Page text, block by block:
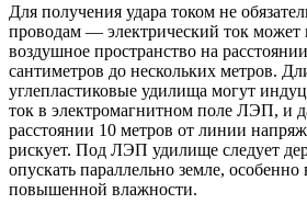
Для получения удара током не
проводам — электрический ток может
воздушное пространство на
сантиметров до нескольких метров.
углепластиковые удилища могут
ток в электромагнитном поле ЛЭП, и
расстоянии 10 метров от линии
рискует. Под ЛЭП удилище следует
опускать параллельно земле, особенно
повышенной влажности.